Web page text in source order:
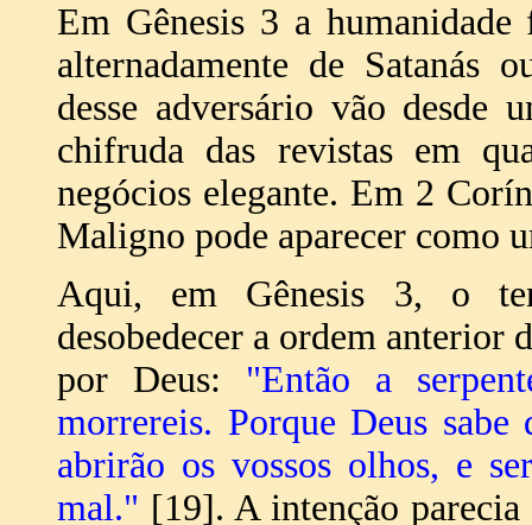
Em Gênesis 3 a
alternadamente de Satanás
desse adversário vão desde
chifruda das revistas em
negócios elegante. Em 2
Maligno pode aparecer como
Aqui, em Gênesis 3, o
desobedecer a ordem anterior
por Deus: "Então a
morrereis. Porque Deus
abrirão os vossos olhos, e
mal." [19]. A intenção